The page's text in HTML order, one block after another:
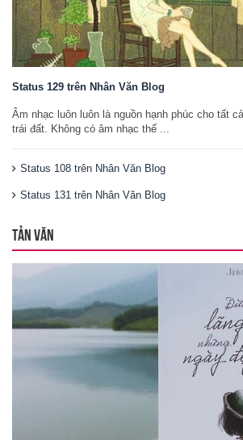
Status 129 trên Nhân Văn Blog
Âm nhạc luôn luôn là nguồn hạnh phúc cho tất
trái đất. Không có âm nhạc thế ...
Status 108 trên Nhân Văn Blog
Status 131 trên Nhân Văn Blog
TẢN VĂN